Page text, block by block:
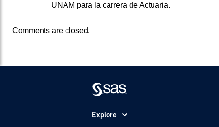
UNAM para la carrera de Actuaria.
Comments are closed.
Explore